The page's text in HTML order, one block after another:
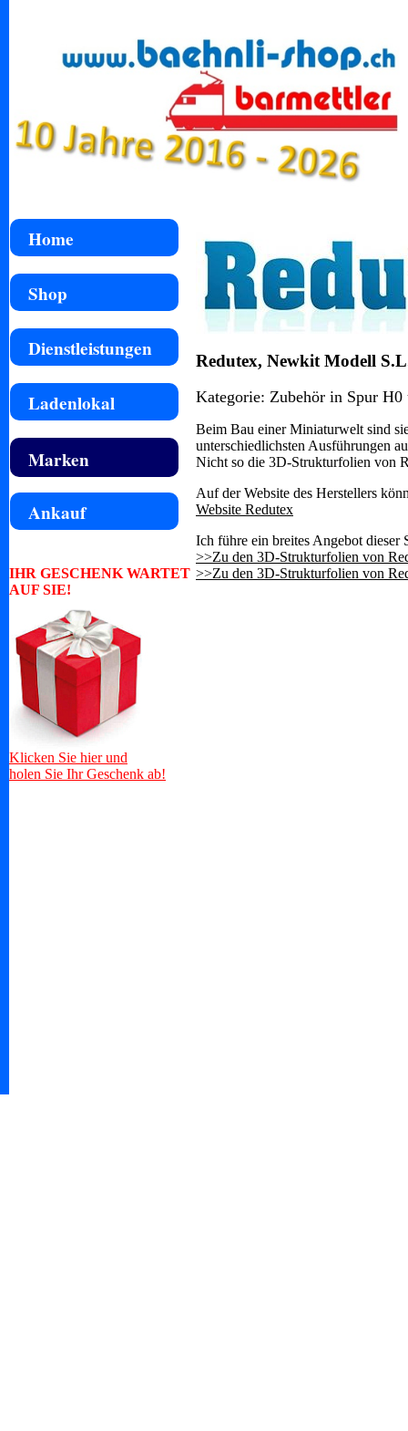
Home
Shop
Dienstleistungen
Ladenlokal
Marken
Ankauf
IHR GESCHENK WARTET
AUF SIE!
Klicken Sie hier und
holen Sie Ihr Geschenk ab!
Redutex, Newkit Modell
Kategorie: Zubehör in Spur H0
Beim Bau einer Miniaturwelt sind
unterschiedlichsten Ausführungen
Nicht so die 3D-Strukturfolien von
Auf der Website des Herstellers
Website Redutex
Ich führe ein breites Angebot
>>Zu den 3D-Strukturfolien von
>>Zu den 3D-Strukturfolien von